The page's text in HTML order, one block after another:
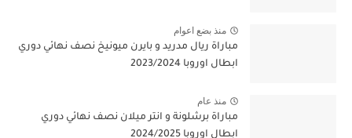
منذ بضع اعوام
مباراة ريال مدريد و بايرن ميونيخ نصف نهائي دوري
ابطال اوروبا 2023/2024
منذ عام
مباراة برشلونة و انتر ميلان نصف نهائي دوري
ابطال اوروبا 2024/2025